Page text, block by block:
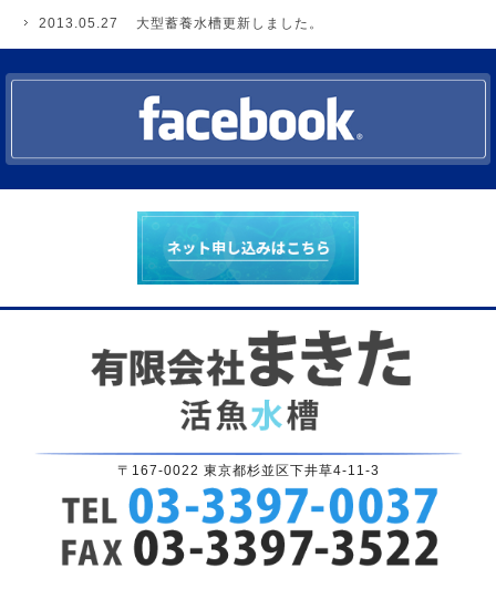
2013.05.27 大型蓄養水槽更新しました。
〒167-0022 東京都杉並区下井草4-11-3